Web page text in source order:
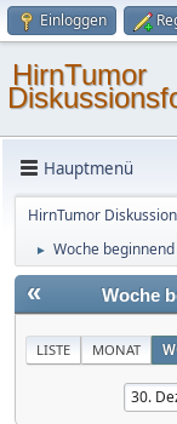
Einloggen
HirnTumor
Hauptmenü
HirnTumor
► Woche
« Woche
LISTE MONAT